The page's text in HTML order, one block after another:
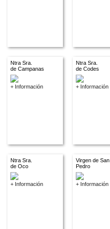
Ntra Sra.
de Campanas
+ Información
Ntra Sra.
de Codes
+ Información
Ntra Sra.
de Oco
+ Información
Virgen de San
Pedro
+ Información